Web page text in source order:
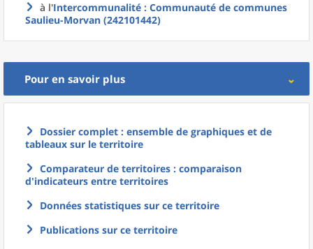
à l'Intercommunalité : Communauté de communes
Saulieu-Morvan (242101442)
Pour en savoir plus
Dossier complet : ensemble de graphiques et de
tableaux sur le territoire
Comparateur de territoires : comparaison
d'indicateurs entre territoires
Données statistiques sur ce territoire
Publications sur ce territoire